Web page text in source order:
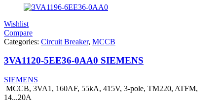
Wishlist
Compare
Categories: Circuit Breaker, MCCB
3VA1120-5EE36-0AA0 SIEMENS
SIEMENS
MCCB, 3VA1, 160AF, 55kA, 415V, 3-pole, TM220, ATFM,
14...20A